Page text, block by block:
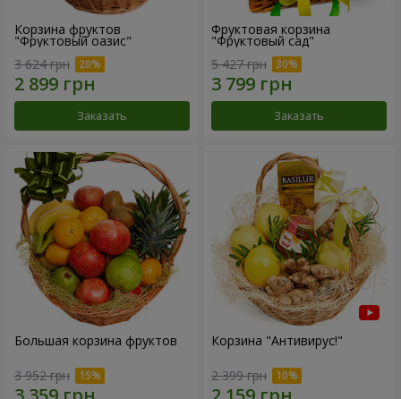
Корзина фруктов
"Фруктовый оазис"
3 624 грн
Заказать
Фруктовая корзина
"Фруктовый сад"
5 427 грн
Заказать
Большая корзина фруктов
3 952 грн
Корзина "Антивирус!"
2 399 грн